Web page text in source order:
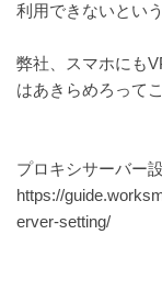
利用できないとい
弊社、スマホにも
はあきらめろって
プロキシサーバー
https://
erver-setting/